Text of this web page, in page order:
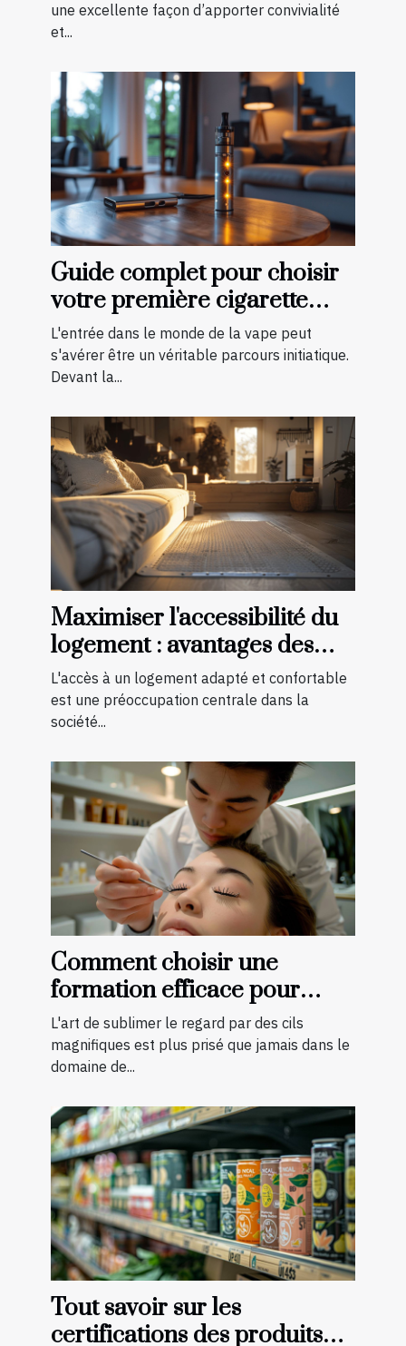
une excellente façon d’apporter convivialité
et...
Guide complet pour choisir
votre première cigarette
électronique
L'entrée dans le monde de la vape peut
s'avérer être un véritable parcours initiatique.
Devant la...
Maximiser l'accessibilité du
logement : avantages des
aménagements préventifs
L'accès à un logement adapté et confortable
est une préoccupation centrale dans la
société...
Comment choisir une
formation efficace pour
devenir technicienne de cils
certifiée
L'art de sublimer le regard par des cils
magnifiques est plus prisé que jamais dans le
domaine de...
Tout savoir sur les
certifications des produits